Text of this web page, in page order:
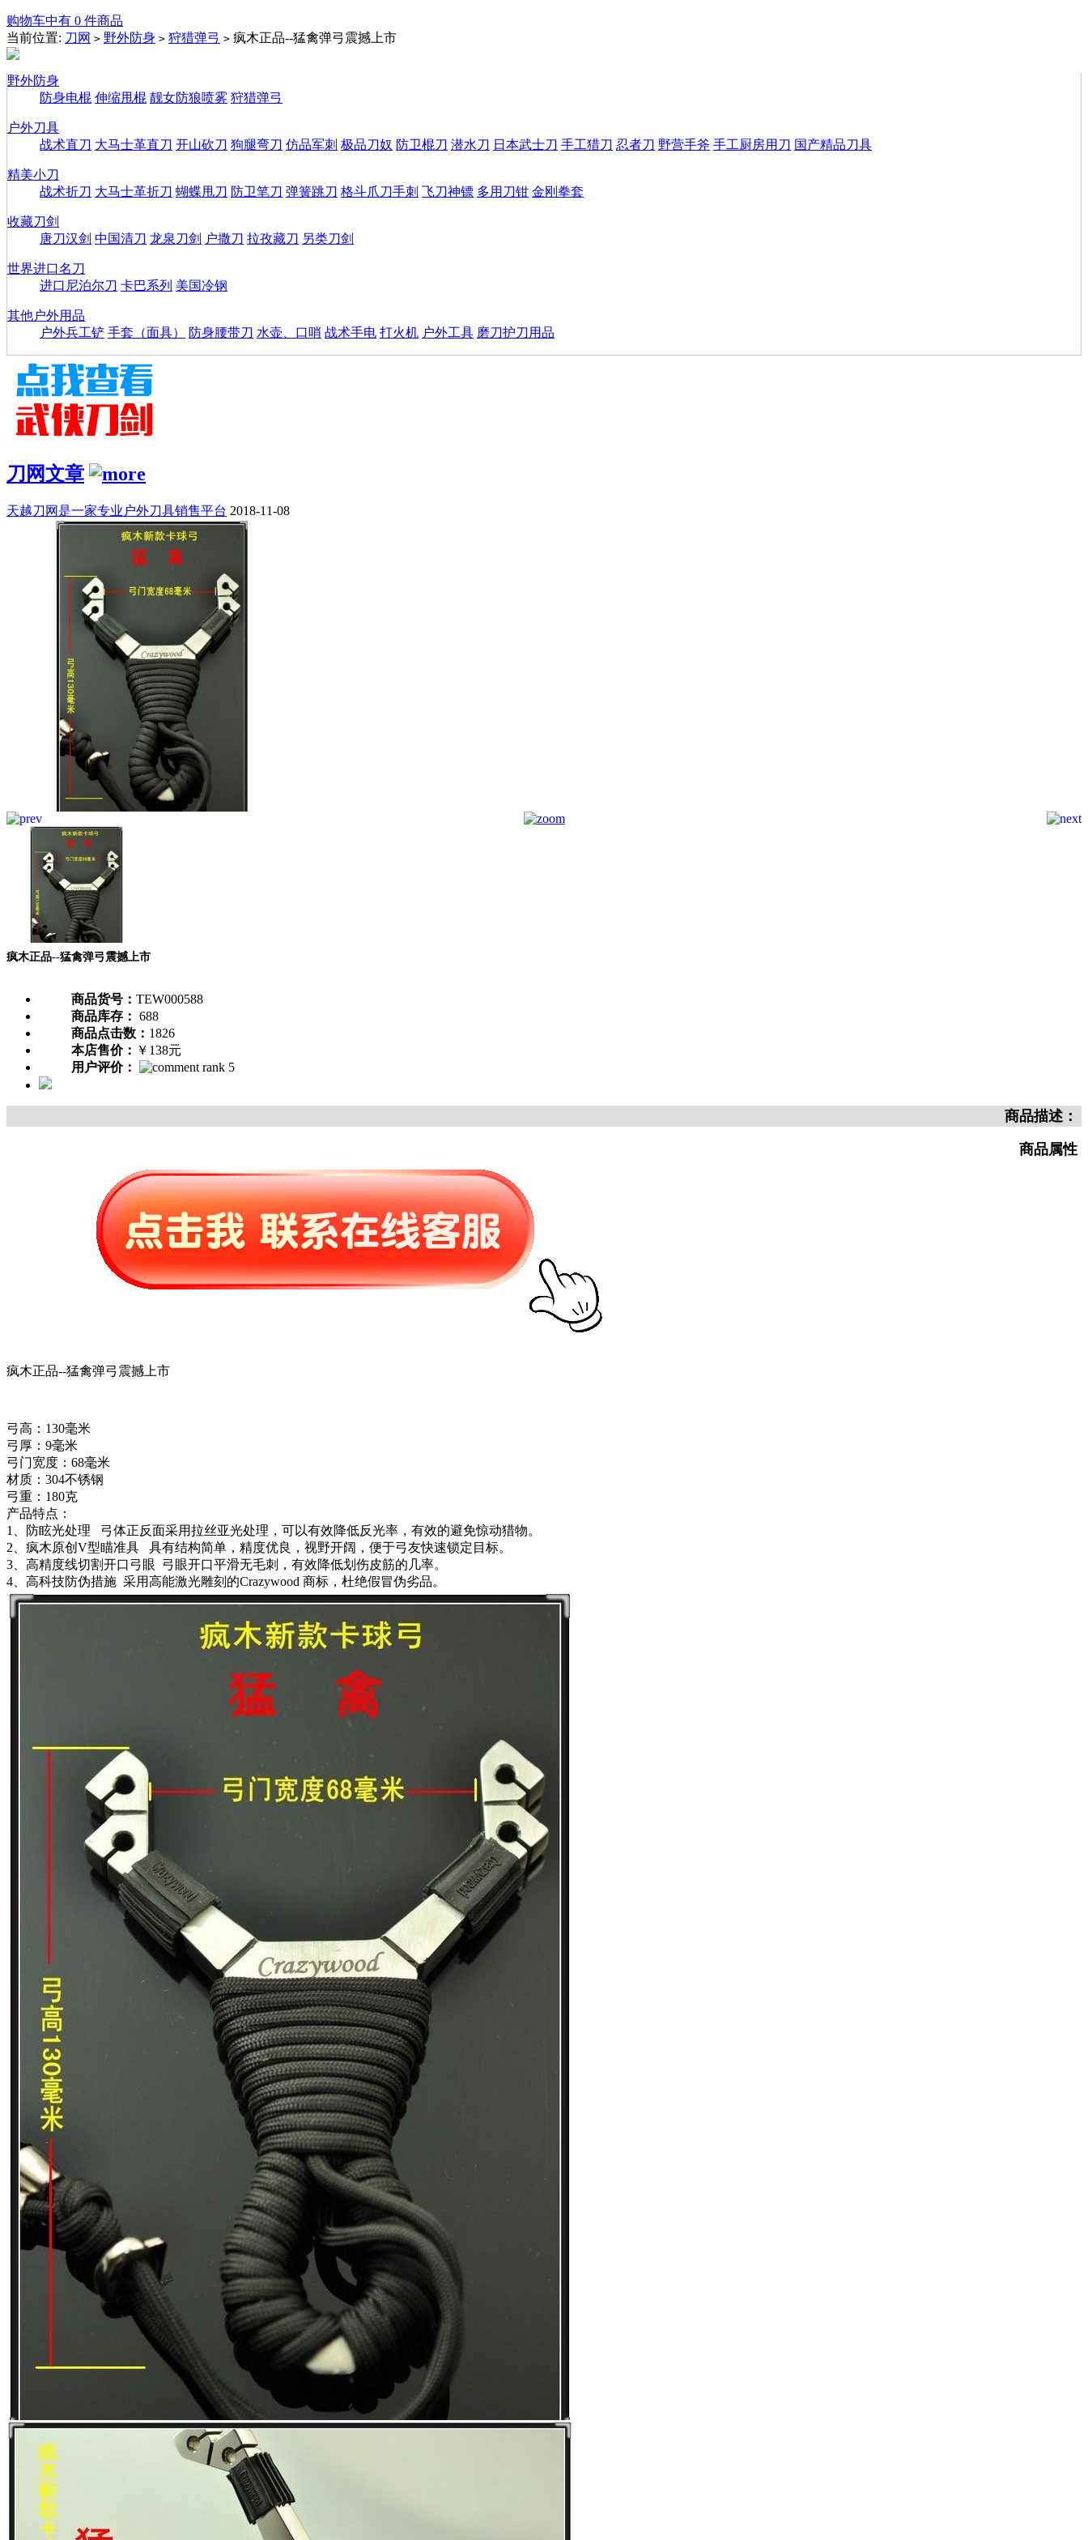
购物车中有 0 件商品
当前位置: 刀网 > 野外防身 > 狩猎弹弓 > 疯木正品--猛禽弹弓震撼上市
野外防身
防身电棍 伸缩甩棍 靓女防狼喷雾 狩猎弹弓
户外刀具
战术直刀 大马士革直刀 开山砍刀 狗腿弯刀 仿品军刺 极品刀奴 防卫棍刀 潜水刀 日本武士刀 手工猎刀 忍者刀 野营手斧 手工厨房用刀 国产精品刀具
精美小刀
战术折刀 大马士革折刀 蝴蝶甩刀 防卫笔刀 弹簧跳刀 格斗爪刀手刺 飞刀神镖 多用刀钳 金刚拳套
收藏刀剑
唐刀汉剑 中国清刀 龙泉刀剑 户撒刀 拉孜藏刀 另类刀剑
世界进口名刀
进口尼泊尔刀 卡巴系列 美国冷钢
其他户外用品
户外兵工铲 手套（面具） 防身腰带刀 水壶、口哨 战术手电 打火机 户外工具 磨刀护刀用品
刀网文章
天越刀网是一家专业户外刀具销售平台 2018-11-08
疯木正品--猛禽弹弓震撼上市
商品货号： TEW000588
商品库存： 688
商品点击数： 1826
本店售价： ￥138元
用户评价：
商品描述：
商品属性
疯木正品--猛禽弹弓震撼上市
弓高：130毫米
弓厚：9毫米
弓门宽度：68毫米
材质：304不锈钢
弓重：180克
产品特点：
1、防眩光处理 弓体正反面采用拉丝亚光处理，可以有效降低反光率，有效的避免惊动猎物。
2、疯木原创V型瞄准具 具有结构简单，精度优良，视野开阔，便于弓友快速锁定目标。
3、高精度线切割开口弓眼 弓眼开口平滑无毛刺，有效降低划伤皮筋的几率。
4、高科技防伪措施 采用高能激光雕刻的Crazywood 商标，杜绝假冒伪劣品。